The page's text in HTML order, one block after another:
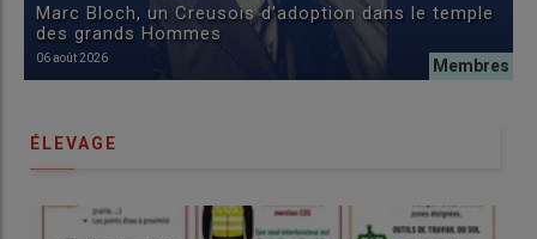
Marc Bloch, un Creusois d'adoption dans le temple
des grands Hommes
06 août 2026
ÉLEVAGE